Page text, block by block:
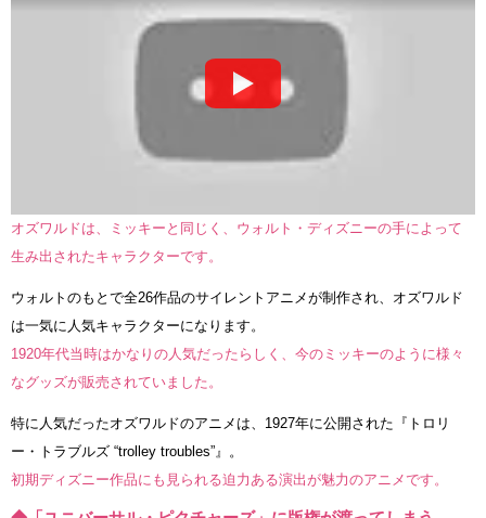
オズワルドは、ミッキーと同じく、ウォルト・ディズニーの手によって
生み出されたキャラクターです。
ウォルトのもとで全26作品のサイレントアニメが制作され、オズワルド
は一気に人気キャラクターになります。
1920年代当時はかなりの人気だったらしく、今のミッキーのように様々
なグッズが販売されていました。
特に人気だったオズワルドのアニメは、1927年に公開された『トロリ
ー・トラブルズ “trolley troubles”』。
初期ディズニー作品にも見られる迫力ある演出が魅力のアニメです。